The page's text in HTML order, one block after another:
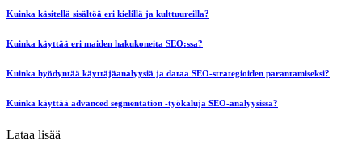
Kuinka käsitellä sisältöä eri kielillä ja kulttuureilla?
Kuinka käyttää eri maiden hakukoneita SEO:ssa?
Kuinka hyödyntää käyttäjäanalyysiä ja dataa SEO-strategioiden parantamiseksi?
Kuinka käyttää advanced segmentation -työkaluja SEO-analyysissa?
Lataa lisää